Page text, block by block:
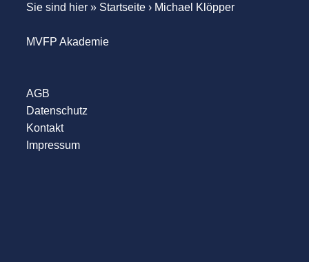
Sie sind hier » Startseite› Michael Klöpper
MVFP Akademie
AGB
Datenschutz
Kontakt
Impressum